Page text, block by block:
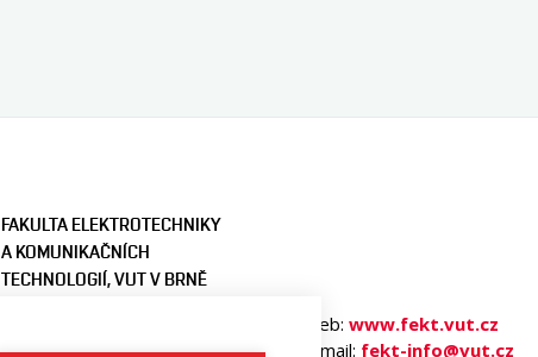
FAKULTA ELEKTROTECHNIKY
A KOMUNIKAČNÍCH
TECHNOLOGIÍ, VUT V BRNĚ
616 00 Brno
Web: www.fekt.vut.cz
E-mail: fekt-info@vut.cz